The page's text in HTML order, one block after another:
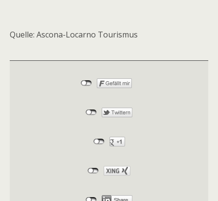
Quelle: Ascona-Locarno Tourismus